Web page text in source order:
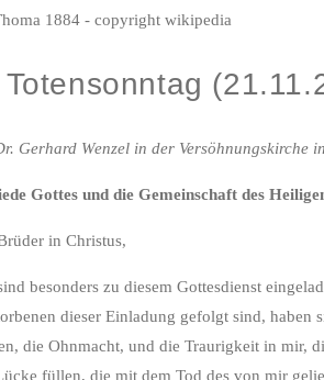
1884 - copyright wikipedia
Gerhard Wenzel in der Versöhnungskirche
Gottes und die Gemeinschaft des
in Christus,
besonders zu diesem Gottesdienst
dieser Einladung gefolgt sind,
die Ohnmacht, und die Traurigkeit in mir,
füllen, die mit dem Tod des von mir